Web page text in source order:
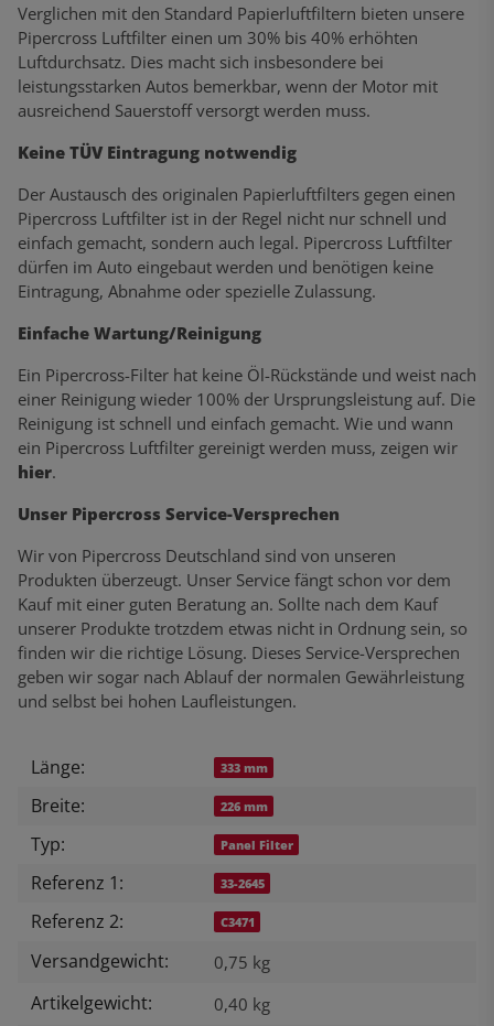
Verglichen mit den Standard Papierluftfiltern bieten unsere
Pipercross Luftfilter einen um 30% bis 40% erhöhten
Luftdurchsatz. Dies macht sich insbesondere bei
leistungsstarken Autos bemerkbar, wenn der Motor mit
ausreichend Sauerstoff versorgt werden muss.
Keine TÜV Eintragung notwendig
Der Austausch des originalen Papierluftfilters gegen einen
Pipercross Luftfilter ist in der Regel nicht nur schnell und
einfach gemacht, sondern auch legal. Pipercross Luftfilter
dürfen im Auto eingebaut werden und benötigen keine
Eintragung, Abnahme oder spezielle Zulassung.
Einfache Wartung/Reinigung
Ein Pipercross-Filter hat keine Öl-Rückstände und weist nach
einer Reinigung wieder 100% der Ursprungsleistung auf. Die
Reinigung ist schnell und einfach gemacht. Wie und wann
ein Pipercross Luftfilter gereinigt werden muss, zeigen wir
hier.
Unser Pipercross Service-Versprechen
Wir von Pipercross Deutschland sind von unseren
Produkten überzeugt. Unser Service fängt schon vor dem
Kauf mit einer guten Beratung an. Sollte nach dem Kauf
unserer Produkte trotzdem etwas nicht in Ordnung sein, so
finden wir die richtige Lösung. Dieses Service-Versprechen
geben wir sogar nach Ablauf der normalen Gewährleistung
und selbst bei hohen Laufleistungen.
Produkteigenschaft
Wert
Länge: 333 mm
Breite: 226 mm
Typ: Panel Filter
Referenz 1: 33-2645
Referenz 2: C3471
Versandgewicht: 0,75 kg
Artikelgewicht: 0,40 kg